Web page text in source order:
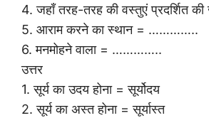
4. जहाँ तरह-तरह की वस्तुएं प्रदर्शित
5. आराम करने का स्थान = …………..
6. मनमोहने वाला = …………..
उत्तर
1. सूर्य का उदय होना = सूर्योदय
2. सूर्य का अस्त होना = सूर्यास्त